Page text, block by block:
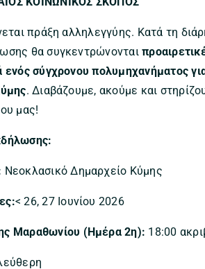
πράξη αλληλεγγύης. Κατά τη
θα συγκεντρώνονται
σύγχρονου πολυμηχανήματος
. Διαβάζουμε, ακούμε και
μας!
Νεοκλασικό Δημαρχείο Κύμης
< 26, 27 Ιουνίου 2026
Μαραθωνίου (Ημέρα 2η): 18:00